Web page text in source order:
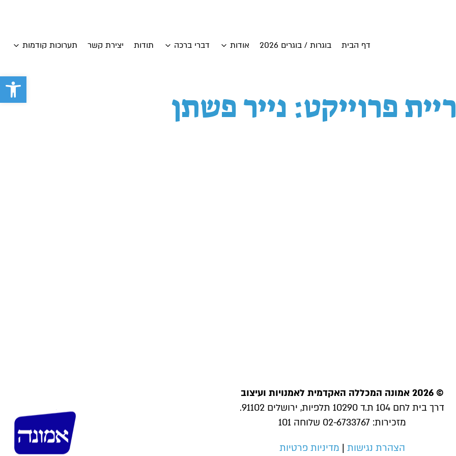
פתח
דף הבית בוגרות / בוגרים 2026 אודות דברי ברכה תודות יצירת קשר תערוכות קודמות
פרוייקט: נייר פשתן
© 2026 אמונה המכללה האקדמית לאמנויות ועיצוב
דרך בית לחם 104 ת.ד 10290 תלפיות, ירושלים 91102.
מזכירות: 02-6733767 שלוחה 101
הצהרת נגישות | מדיניות פרטיות